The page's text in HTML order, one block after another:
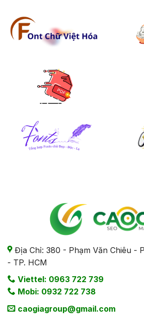
Địa Chỉ: 380 - Phạm Văn Chiêu -
- TP. HCM
Viettel: 0963 722 739
Mobi: 0932 722 738
caogiagroup@gmail.com